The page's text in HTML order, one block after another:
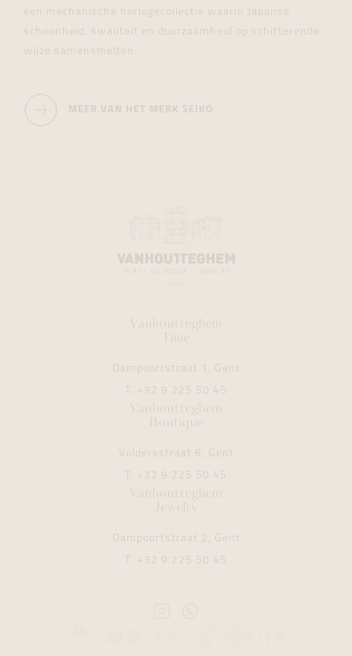
een mechanische horlogecollectie waarin Japanse
schoonheid, kwaliteit en duurzaamheid op schitterende
wijze samensmelten.
MEER VAN HET MERK SEIKO
Vanhoutteghem
Time
Dampoortstraat 1, Gent
T. +32 9 225 50 45
Vanhoutteghem
Boutique
Voldersstraat 6, Gent
T. +32 9 225 50 45
Vanhoutteghem
Jewelry
Dampoortstraat 2, Gent
T. +32 9 225 50 45